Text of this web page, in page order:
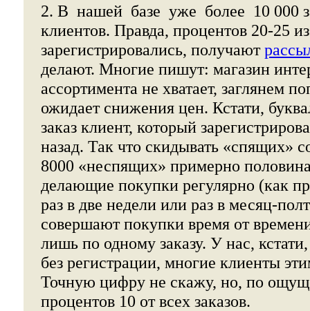
2. В нашей базе уже более 10 000
клиентов. Правда, процентов 20-25
зарегистрировались, получают
делают. Многие пишут: магазин
ассортимента не хватает, заглянем
ожидает снижения цен. Кстати,
заказ клиент, который
назад. Так что скидывать «спящих»
8000 «неспящих» примерно
делающие покупки регулярно (как
раз в две недели или раз в месяц-
совершают покупки время от
лишь по одному заказу. У нас,
без регистрации, многие клиенты
Точную цифру не скажу, но, по
процентов 10 от всех заказов.